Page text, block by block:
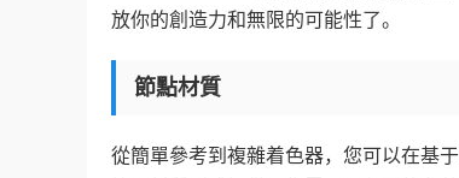
放你的創造力和無限的可能性了。
節點材質
從簡單參考到複雜着色器，您可以在基